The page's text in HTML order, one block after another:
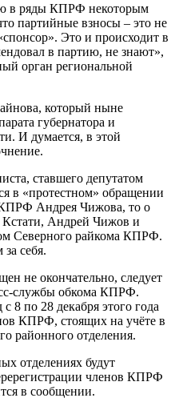
в ряды КПРФ некоторым
партийные взносы – это не
Это и происходит в
в партию, не знают»,
орган региональной
который ныне
губернатора и
И думается, в этой
ставшего депутатом
в «протестном» обращении
КПРФ Андрея Чижова, то о
Кстати, Андрей Чижов и
Северного райкома КПРФ.
себя.
не окончательно, следует
службы обкома КПРФ.
8 по 28 декабря этого года
КПРФ, стоящих на учёте в
районного отделения.
отделениях будут
членов КПРФ
в сообщении.